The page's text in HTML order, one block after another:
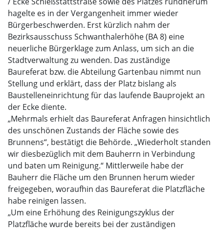
hagelte es in der Vergangenheit immer wieder
Bürgerbeschwerden. Erst kürzlich nahm der
Bezirksausschuss Schwanthalerhöhe (BA 8) eine
neuerliche Bürgerklage zum Anlass, um sich an die
Stadtverwaltung zu wenden. Das zuständige
Baureferat bzw. die Abteilung Gartenbau nimmt nun
Stellung und erklärt, dass der Platz bislang als
Baustelleneinrichtung für das laufende Bauprojekt an
der Ecke diente.
„Mehrmals erhielt das Baureferat Anfragen hinsichtlich
des unschönen Zustands der Fläche sowie des
Brunnens“, bestätigt die Behörde. „Wiederholt standen
wir diesbezüglich mit dem Bauherrn in Verbindung
und baten um Reinigung.“ Mittlerweile habe der
Bauherr die Fläche um den Brunnen herum wieder
freigegeben, woraufhin das Baureferat die Platzfläche
habe reinigen lassen.
„Um eine Erhöhung des Reinigungszyklus der
Platzfläche wurde bereits bei der zuständigen